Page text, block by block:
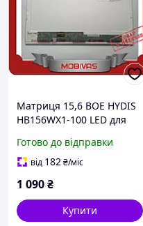
Матриця 15,6 BOE HYDIS
HB156WX1-100 LED для
Готово до відправки
від 182₴/міс
1 090₴
Купити